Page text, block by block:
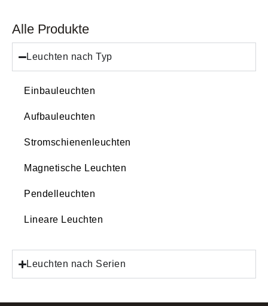
Alle Produkte
Leuchten nach Typ
Einbauleuchten
Aufbauleuchten
Stromschienenleuchten
Magnetische Leuchten
Pendelleuchten
Lineare Leuchten
Leuchten nach Serien